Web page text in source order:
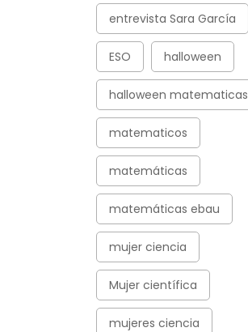
entrevista Sara García
ESO halloween
halloween matematicas
matematicos
matemáticas
matemáticas ebau
mujer ciencia
Mujer científica
mujeres ciencia